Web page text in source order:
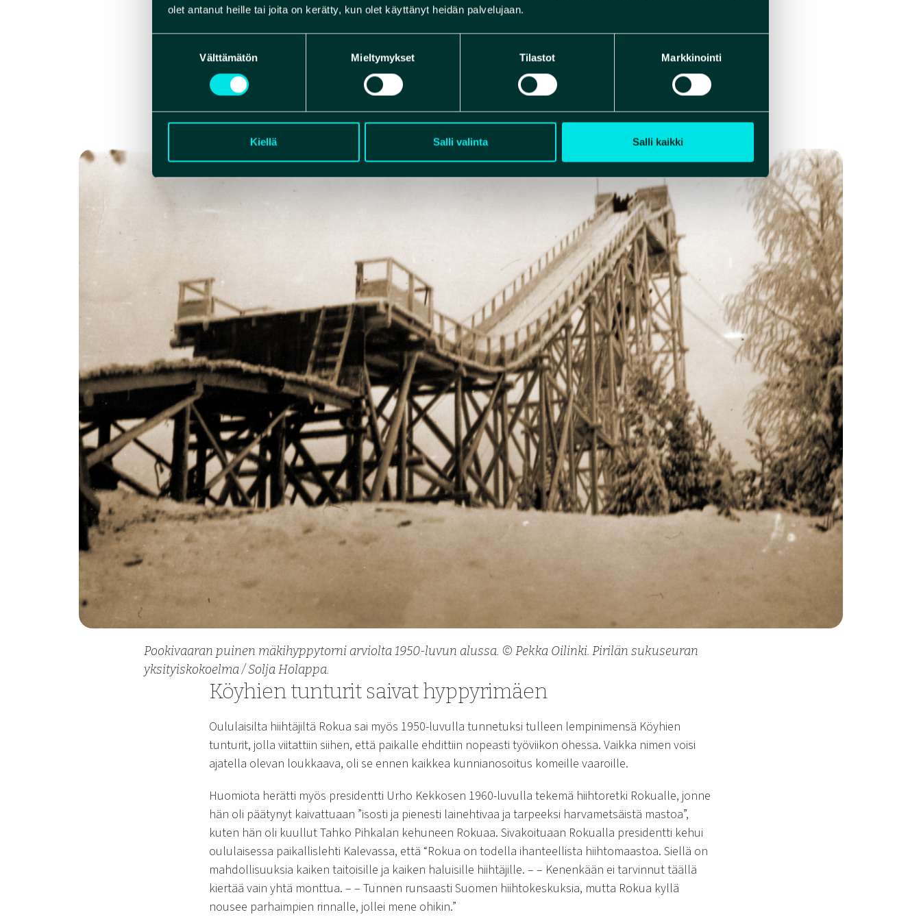
olet antanut heille tai joita on kerätty, kun olet käyttänyt heidän palvelujaan.
Välttämätön Mieltymykset Tilastot Markkinointi
Kiellä Salli valinta Salli kaikki
Rokuanvaaroja retkeily-, urheilu- ja lomanviettopaikkana ja innostaa jäseniään ja kaikkia
kansalaispiirejä retkeilyyn ja urheiluun.”
Rokuan Seura pyrki lisäämään majoitustiloja ja vuokrasi Metsähallitukselta tontin Lianjärveltä,
jonne nousi hiihtomaja 1948. Hiihtomajasta tulikin suosittu ja siellä vieraili parhaimmillaan yli sata
hiihtäjää päivässä. Vieraskirjan mukaan heitä tuli lähialueilta, mutta myös kauempaa Helsinkiä ja
ulkomailta myöten.
Pookivaaran puinen mäkihyppytorni arviolta 1950-luvun alussa. © Pekka Oilinki. Pirilän sukuseuran
yksityiskokoelma / Solja Holappa.
Köyhien tunturit saivat hyppyrimäen
Oululaisilta hiihtäjiltä Rokua sai myös 1950-luvulla tunnetuksi tulleen lempinimensä Köyhien
tunturit, jolla viitattiin siihen, että paikalle ehdittiin nopeasti työviikon ohessa. Vaikka nimen voisi
ajatella olevan loukkaava, oli se ennen kaikkea kunnianosoitus komeille vaaroille.
Huomiota herätti myös presidentti Urho Kekkosen 1960-luvulla tekemä hiihtoretki Rokualle, jonne
hän oli päätynyt kaivattuaan ”isosti ja pienesti lainehtivaa ja tarpeeksi harvametsäistä mastoa”,
kuten hän oli kuullut Tahko Pihkalan kehuneen Rokuaa. Sivakoituaan Rokualla presidentti kehui
oululaisessa paikallislehti Kalevassa, että “Rokua on todella ihanteellista hiihtomaastoa. Siellä on
mahdollisuuksia kaiken taitoisille ja kaiken haluisille hiihtäjille. – – Kenenkään ei tarvinnut täällä
kiertää vain yhtä monttua. – – Tunnen runsaasti Suomen hiihtokeskuksia, mutta Rokua kyllä
nousee parhaimpien rinnalle, jollei mene ohikin.”